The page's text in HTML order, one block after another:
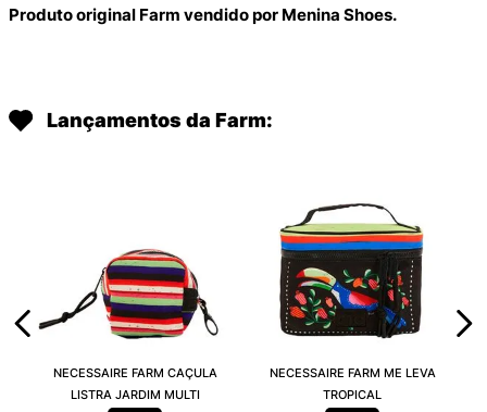
Produto original Farm vendido por Menina Shoes.
Lançamentos da Farm:
NECESSAIRE FARM CAÇULA
LISTRA JARDIM MULTI
NECESSAIRE FARM ME LEVA
TROPICAL